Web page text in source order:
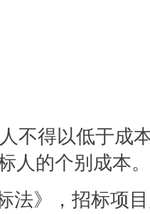
不得以低于成
人的个别成本。
法》，招标项